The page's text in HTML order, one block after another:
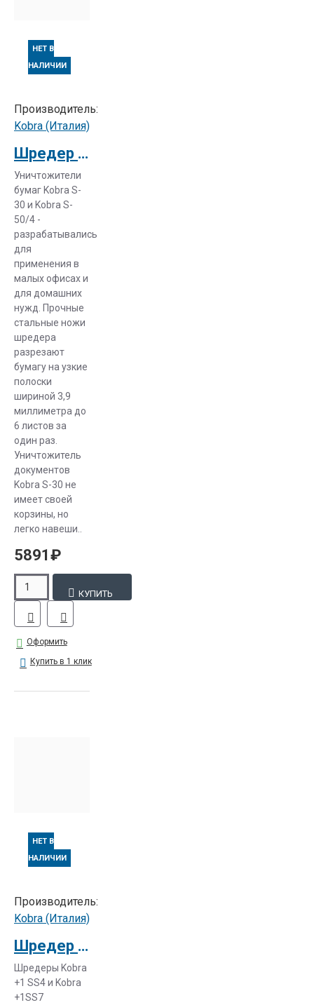
длительной
безотказной
эксплуатации.
НЕТ В
НАЛИЧИИ
Производитель:
Kobra (Италия)
Шредер Kobra S50/4
Уничтожители
бумаг Kobra S-
30 и Kobra S-
50/4 -
разрабатывались
для
применения в
малых офисах и
для домашних
нужд. Прочные
стальные ножи
шредера
разрезают
бумагу на узкие
полоски
шириной 3,9
миллиметра до
6 листов за
один раз.
Уничтожитель
документов
Kobra S-30 не
имеет своей
корзины, но
легко навеши..
5891₽
КУПИТЬ
Оформить
Купить в 1 клик
НЕТ В
НАЛИЧИИ
Производитель:
Kobra (Италия)
Шредер Kobra +1 SS4
Шредеры Kobra
+1 SS4 и Kobra
+1SS7